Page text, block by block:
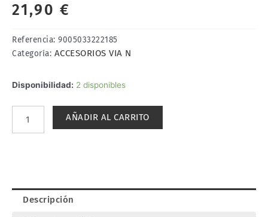
21,90 €
Referencia: 9005033222185
Categoría: ACCESORIOS VIA N
Disponibilidad: 2 disponibles
MOTOR
IZQUIERDA.
AÑADIR AL CARRITO
Descripción